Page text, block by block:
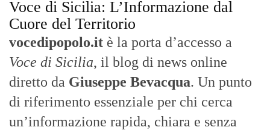
Voce di Sicilia: L’Informazione dal
Cuore del Territorio
vocedipopolo.it è la porta d’accesso a
Voce di Sicilia, il blog di news online
diretto da Giuseppe Bevacqua. Un punto
di riferimento essenziale per chi cerca
un’informazione rapida, chiara e senza